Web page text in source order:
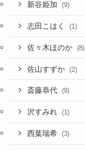
新谷姫加 (9)
志田こはく (1)
佐々木ほのか (8)
佐山すずか (2)
斎藤恭代 (9)
沢すみれ (1)
西葉瑞希 (3)